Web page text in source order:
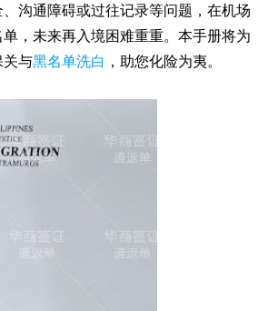
沟通障碍或过往记录等问题，在机场
，未来再入境困难重重。本手册将为
关与黑名单洗白 ，助您化险为夷。